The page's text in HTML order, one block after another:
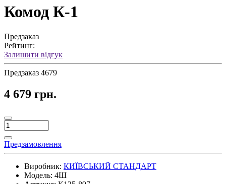
Комод К-1
Предзаказ
Рейтинг:
Залишити відгук
Предзаказ 4679
4 679 грн.
Предзамовлення
Виробник: КИЇВСЬКИЙ СТАНДАРТ
Модель: 4Ш